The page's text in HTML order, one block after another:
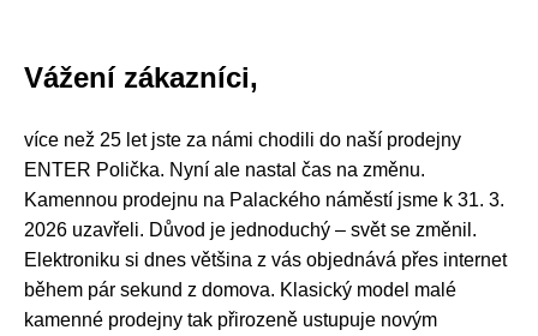
Vážení zákazníci,
více než 25 let jste za námi chodili do naší prodejny
ENTER Polička. Nyní ale nastal čas na změnu.
Kamennou prodejnu na Palackého náměstí jsme k 31. 3.
2026 uzavřeli. Důvod je jednoduchý – svět se změnil.
Elektroniku si dnes většina z vás objednává přes internet
během pár sekund z domova. Klasický model malé
kamenné prodejny tak přirozeně ustupuje novým